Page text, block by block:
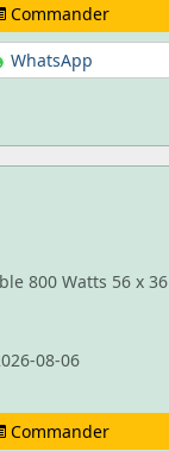
Commander
WhatsApp
800 Watts 56 x 36
08-06
Commander